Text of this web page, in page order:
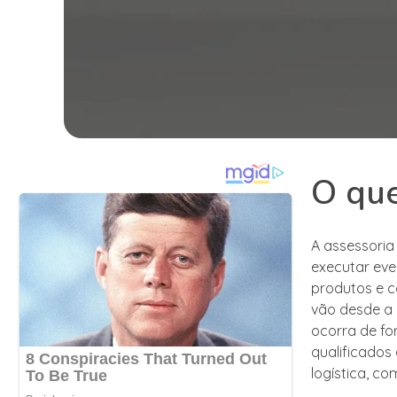
O
A
executar
produtos e
vão desde
ocorra de
qualificados
logística,